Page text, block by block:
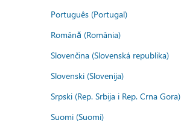
Português (Portugal)
Română (România)
Slovenčina (Slovenská republika)
Slovenski (Slovenija)
Srpski (Rep. Srbija i Rep. Crna Gora)
Suomi (Suomi)